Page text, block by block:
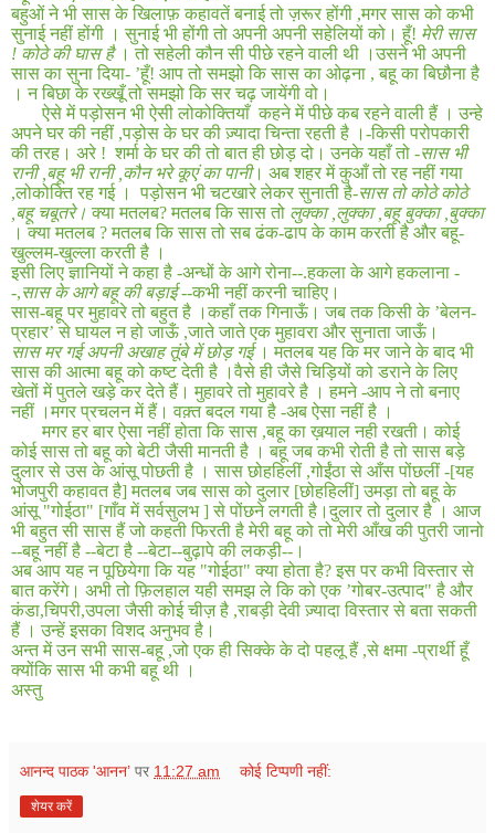
बहुओं ने भी सास के खिलाफ़ कहावतें बनाई तो ज़रूर होंगी ,मगर सास को कभी
सुनाई नहीं होंगी । सुनाई भी होंगी तो अपनी अपनी सहेलियों को। हूँ! मेरी सास
! कोठे की घास है । तो सहेली कौन सी पीछे रहने वाली थी ।उसने भी अपनी
सास का सुना दिया- ’हूँ! आप तो समझो कि सास का ओढ़ना ,बहू का बिछौना है
। न बिछा के रख्खूँ तो समझो कि सर चढ़ जायेंगी वो।
ऐसे में पड़ोसन भी ऐसी लोकोक्तियाँ कहने में पीछे कब रहने वाली हैं । उन्हे
अपने घर की नहीं ,पड़ोस के घर की ज़्यादा चिन्ता रहती है । -किसी परोपकारी
की तरह। अरे ! शर्मा के घर की तो बात ही छोड़ दो। उनके यहाँ तो -सास भी
रानी बहू भी रानी कौन भरे कूएं का पानी। अब शहर में कुआँ तो रह नहीं गया
,लोकोक्ति रह गई । पड़ोसन भी चटखारे लेकर सुनाती है-सास तो कोठे कोठे
बहू चबूतरे।क्या मतलब?मतलब कि सास तो लुक्का लुक्का बहू बुक्का बुक्का
। क्या मतलब ?मतलब कि सास तो सब ढंक-ढाप के काम करती है और बहू-
खुल्लम-खुल्ला करती है ।
इसी लिए ज्ञानियों ने कहा है -अन्धों के आगे रोना--.हकला के आगे हकलाना -
-,सास के आगे बहू की बड़ाई--कभी नहीं करनी चाहिए।
सास-बहू पर मुहावरे तो बहुत है ।कहाँ तक गिनाऊँ। जब तक किसी के ’बेलन-
प्रहार’ से घायल न हो जाऊँ ,जाते जाते एक मुहावरा और सुनाता जाऊँ।
सास मर गई अपनी अखाह तूंबे में छोड़ गई । मतलब यह कि मर जाने के बाद भी
सास की आत्मा बहू को कष्ट देती है ।वैसे ही जैसे चिड़ियों को डराने के लिए
खेतों में पुतले खड़े कर देते हैं। मुहावरे तो मुहावरे है । हमने -आप ने तो बनाए
नहीं ।मगर प्रचलन में हैं। वक़्त बदल गया है -अब ऐसा नहीं है ।
मगर हर बार ऐसा नहीं होता कि सास ,बहू का ख़याल नही रखती। कोई
कोई सास तो बहू को बेटी जैसी मानती है । बहू जब कभी रोती है तो सास बड़े
दुलार से उस के आंसू पोछती है । सास छोहहिलीं ,गोईंठा से आँस पोंछलीं -[यह
भोजपुरी कहावत है]मतलब जब सास को दुलार [छोहहिलीं]उमड़ा तो बहू के
आंसू "गोईठा" [गाँव में सर्वसुलभ ] से पोंछने लगती है।दुलार तो दुलार है । आज
भी बहुत सी सास हैं जो कहती फिरती है मेरी बहू को तो मेरी आँख की पुतरी जानो
--बहू नहीं है --बेटा है --बेटा--बुढ़ापे की लकड़ी--।
अब आप यह न पूछियेगा कि यह "गोईठा"क्या होता है?इस पर कभी विस्तार से
बात करेंगे। अभी तो फ़िलहाल यही समझ ले कि को एक ’गोबर-उत्पाद"है और
कंडा,चिपरी,उपला जैसी कोई चीज़ है ,राबड़ी देवी ज़्यादा विस्तार से बता सकती
हैं । उन्हें इसका विशद अनुभव है।
अन्त में उन सभी सास-बहू ,जो एक ही सिक्के के दो पहलू हैं ,से क्षमा -प्रार्थी हूँ
क्योंकि सास भी कभी बहू थी ।
अस्तु
आनन्द पाठक 'आनन’ पर 11:27 am कोई टिप्पणी नहीं:
शेयर करें